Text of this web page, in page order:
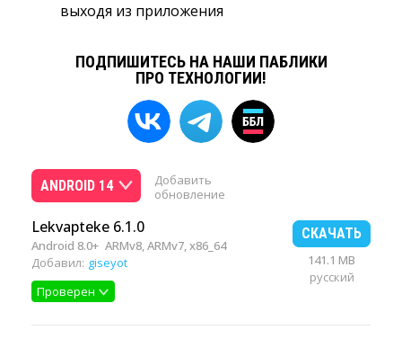
выходя из приложения
ПОДПИШИТЕСЬ НА НАШИ ПАБЛИКИ
ПРО ТЕХНОЛОГИИ!
ANDROID 14
Добавить
обновление
Lekvapteke 6.1.0
Android 8.0+ ARMv8, ARMv7, x86_64
Добавил: giseyot
Проверен
СКАЧАТЬ
141.1 MB
русский